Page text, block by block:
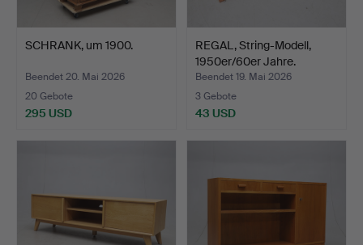
SCHRANK, um 1900.
Beendet 20. Mai 2026
20 Gebote
295 USD
REGAL, String-Modell,
1950er/60er Jahre.
Beendet 19. Mai 2026
3 Gebote
43 USD